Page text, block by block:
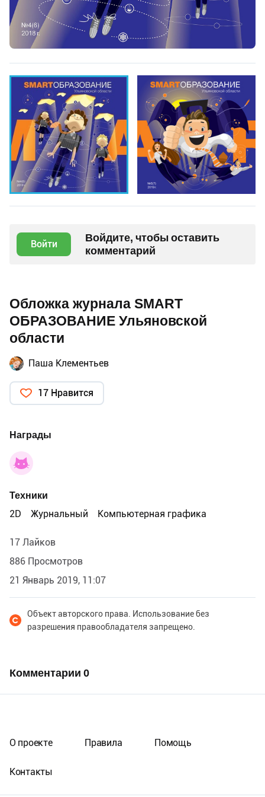
Войти
Войдите, чтобы оставить
комментарий
Обложка журнала SMART
ОБРАЗОВАНИЕ Ульяновской
области
Паша Клементьев
17 Нравится
Награды
Техники
2D
Журнальный Компьютерная графика
17 Лайков
886 Просмотров
21 Январь 2019, 11:07
Объект авторского права. Использование без
разрешения правообладателя запрещено.
Комментарии 0
О проекте Правила Помощь
Контакты